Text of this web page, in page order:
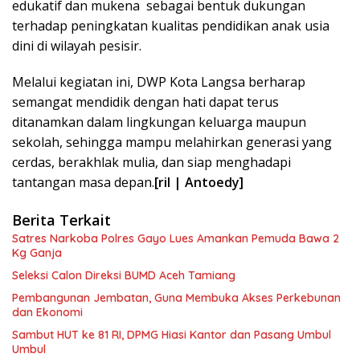
edukatif dan mukena sebagai bentuk dukungan
terhadap peningkatan kualitas pendidikan anak usia
dini di wilayah pesisir.
Melalui kegiatan ini, DWP Kota Langsa berharap
semangat mendidik dengan hati dapat terus
ditanamkan dalam lingkungan keluarga maupun
sekolah, sehingga mampu melahirkan generasi yang
cerdas, berakhlak mulia, dan siap menghadapi
tantangan masa depan.[ril | Antoedy]
Berita Terkait
Satres Narkoba Polres Gayo Lues Amankan Pemuda Bawa 2
Kg Ganja
Seleksi Calon Direksi BUMD Aceh Tamiang
Pembangunan Jembatan, Guna Membuka Akses Perkebunan
dan Ekonomi
Sambut HUT ke 81 RI, DPMG Hiasi Kantor dan Pasang Umbul
Umbul